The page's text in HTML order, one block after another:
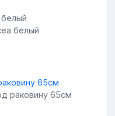
белый
раковину 65см